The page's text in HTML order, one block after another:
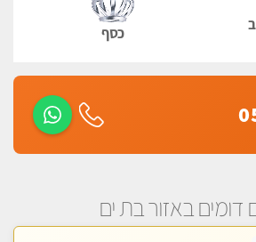
כסף
דומים באזור בת ים